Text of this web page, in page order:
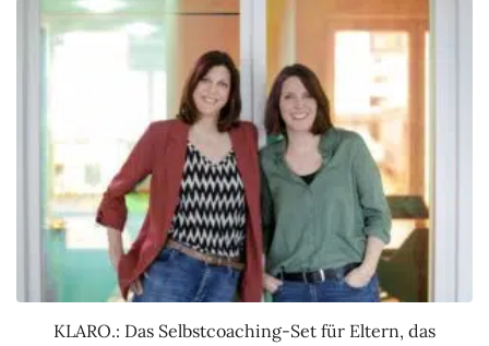
KLARO.: Das Selbstcoaching-Set für Eltern, das